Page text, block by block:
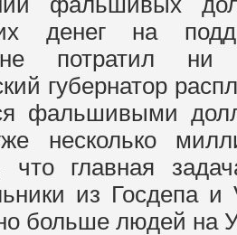
денег на
не потратил
губернатор
фальшивыми
несколько
что главная
из Госдепа и
больше людей на